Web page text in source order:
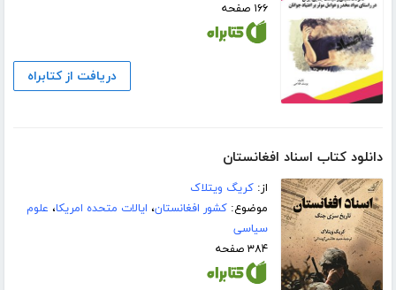
۱۶۶ صفحه
دریافت از کتابراه
دانلود کتاب اسناد افغانستان
از:کریگ ویتلاک
موضوع:کشور افغانستان، ایالات متحده امریکا، علوم
سیاسی
۳۸۴ صفحه